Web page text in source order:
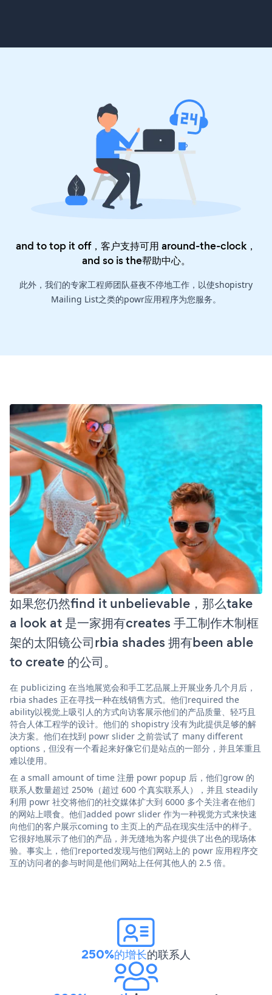
and to top it off，客户支持可用 around-the-clock，
and so is the帮助中心。
此外，我们的专家工程师团队昼夜不停地工作，以使shopistry
Mailing List之类的powr应用程序为您服务。
如果您仍然find it unbelievable，那么take
a look at 是一家拥有creates 手工制作木制框
架的太阳镜公司rbia shades 拥有been able
to create 的公司。
在 publicizing 在当地展览会和手工艺品展上开展业务几个月后，
rbia shades 正在寻找一种在线销售方式。他们required the
ability以视觉上吸引人的方式向访客展示他们的产品质量、轻巧且
符合人体工程学的设计。他们的 shopistry 没有为此提供足够的解
决方案。他们在找到 powr slider 之前尝试了 many different
options，但没有一个看起来好像它们是站点的一部分，并且笨重且
难以使用。
在 a small amount of time 注册 powr popup 后，他们grow 的
联系人数量超过 250%（超过 600 个真实联系人），并且 steadily
利用 powr 社交将他们的社交媒体扩大到 6000 多个关注者在他们
的网站上喂食。他们added powr slider 作为一种视觉方式来快速
向他们的客户展示coming to 主页上的产品在现实生活中的样子。
它很好地展示了他们的产品，并无缝地为客户提供了出色的现场体
验。事实上，他们reported发现与他们网站上的 powr 应用程序交
互的访问者的参与时间是他们网站上任何其他人的 2.5 倍。
250%的增长的联系人